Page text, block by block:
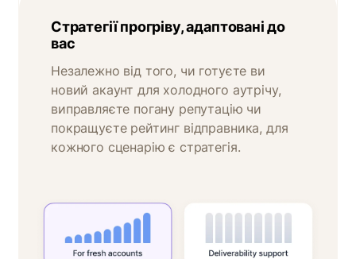
Стратегії прогріву, адаптовані до
вас
Незалежно від того, чи готуєте ви
новий акаунт для холодного аутрічу,
виправляєте погану репутацію чи
покращуєте рейтинг відправника, для
кожного сценарію є стратегія.